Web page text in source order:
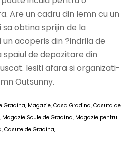
Are un cadru din lemn cu un
obtina sprijin de la
acoperis din ?indrila de
de depozitare din
Iesiti afara si organizati-
Outsunny.
Gradina, Magazie, Casa Gradina, Casuta de
Scule de Gradina, Magazie pentru
Casute de Gradina,